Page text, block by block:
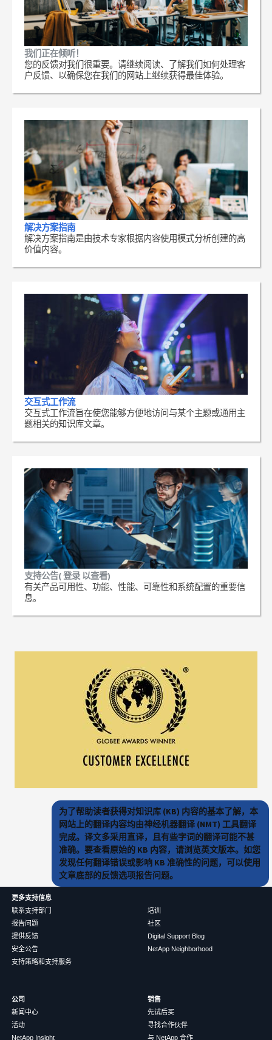
我们正在倾听！
您的反馈对我们很重要。请继续阅读、了解我们如何处理客
户反馈、以确保您在我们的网站上继续获得最佳体验。
解决方案指南
解决方案指南是由技术专家根据内容使用模式分析创建的高
价值内容。
交互式工作流
交互式工作流旨在使您能够方便地访问与某个主题或通用主
题相关的知识库文章。
支持公告( 登录 以查看)
有关产品可用性、功能、性能、可靠性和系统配置的重要信
息。
为了帮助读者获得对知识库 (KB) 内容的基本了解，本
网站上的翻译内容均由神经机器翻译 (NMT) 工具翻译
完成。译文多采用直译，且有些字词的翻译可能不甚
准确。要查看原始的 KB 内容，请浏览英文版本。如您
发现任何翻译错误或影响 KB 准确性的问题，可以使用
文章底部的反馈选项报告问题。
更多支持信息
联系支持部门
报告问题
提供反馈
安全公告
支持策略和支持服务
培训
社区
Digital Support Blog
NetApp Neighborhood
公司
新闻中心
活动
NetApp Insight
销售
先试后买
寻找合作伙伴
与 NetApp 合作